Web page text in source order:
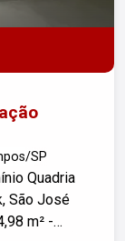
SP
Quadria
São José
m² -